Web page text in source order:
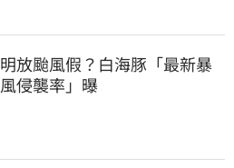
明放颱風假？白海豚「最新暴
風侵襲率」曝